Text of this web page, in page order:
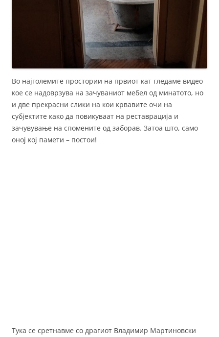
Во најголемите простории на првиот кат гледаме видео
кое се надоврзува на зачуваниот мебел од минатото, но
и две прекрасни слики на кои крвавите очи на
субјектите како да повикуваат на реставрација и
зачувување на спомените од заборав. Затоа што, само
оној кој памети – постои!
Тука се сретнавме со драгиот Владимир Мартиновски